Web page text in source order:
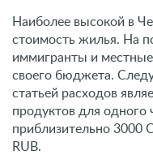
Наиболее высокой в
стоимость жилья. На
иммигранты и
своего бюджета.
статьей расходов
продуктов для одного
приблизительно 3000
RUB.